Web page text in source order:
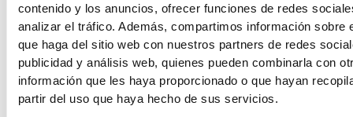
contenido y los anuncios, ofrecer funciones de redes
analizar el tráfico. Además, compartimos información sobre
que haga del sitio web con nuestros partners de redes
publicidad y análisis web, quienes pueden combinarla con
información que les haya proporcionado o que hayan
partir del uso que haya hecho de sus servicios.
Vigilancia Aduanera
Instituciones
Penitenciarias